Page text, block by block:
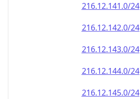
216.12.141.0/24
216.12.142.0/24
216.12.143.0/24
216.12.144.0/24
216.12.145.0/24